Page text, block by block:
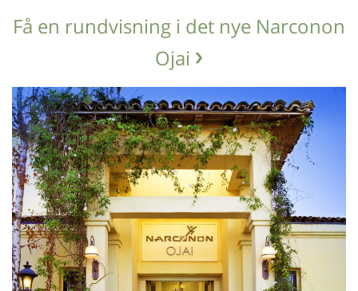
Få en rundvisning i det nye Narconon
Ojai